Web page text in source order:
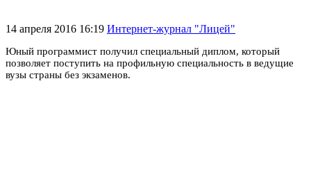
14 апреля 2016 16:19 Интернет-журнал "Лицей"
Юный программист получил специальный диплом, который
позволяет поступить на профильную специальность в ведущие
вузы страны без экзаменов.